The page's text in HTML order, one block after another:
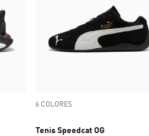
6 COLORES
Tenis Speedcat OG